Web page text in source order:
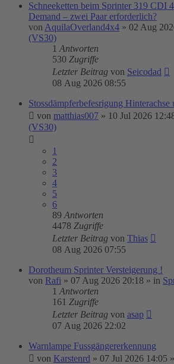
Schneeketten beim Sprinter 319 CDI
Demand – zwei Paar erforderlich?
von AquilaOverland4x4 » 02 Aug
(VS30)
1 Antworten
530 Zugriffe
Letzter Beitrag von Seicodad
08 Aug 2026 08:55
Stossdämpferbefesrigung Hinterachse
von matthias007 » 10 Jul 2026
(VS30)
1
2
3
4
5
6
89 Antworten
4478 Zugriffe
Letzter Beitrag von Thias
08 Aug 2026 07:55
Dorotheum Sprinter Versteigerung !
von Rafi » 07 Aug 2026 20:18 » in
1 Antworten
161 Zugriffe
Letzter Beitrag von asap
07 Aug 2026 22:02
Warnlampe Fussgängererkennung
von Karstenrd » 07 Jul 2026 14:05